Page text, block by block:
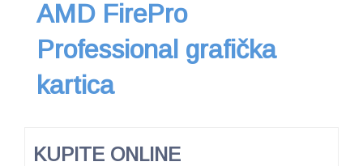
AMD FirePro
Professional grafička
kartica
KUPITE ONLINE